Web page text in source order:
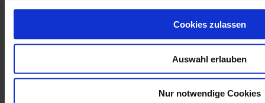
Cookies zulassen
Auswahl erlauben
Nur notwendige Cookies
Kund:innen-Service
Widerruf & Rücksendung
Impressum